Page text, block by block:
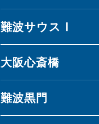
難波サウスⅠ
大阪心斎橋
難波黒門